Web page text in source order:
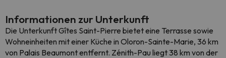
Informationen zur Unterkunft
Die Unterkunft Gîtes Saint-Pierre bietet eine Terrasse sowie
Wohneinheiten mit einer Küche in Oloron-Sainte-Marie, 36 km
von Palais Beaumont entfernt. Zénith-Pau liegt 38 km von der